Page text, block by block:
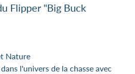
Flipper "Big Buck
Nature
l'univers de la chasse avec